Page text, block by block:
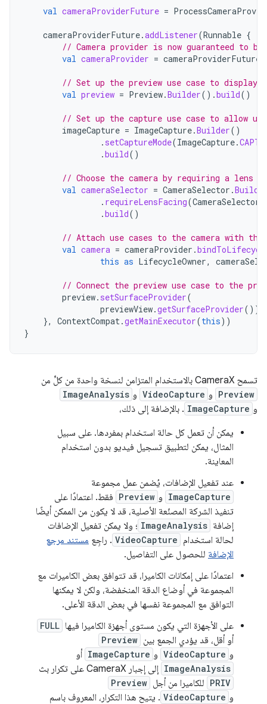
val cameraProviderFuture =
cameraProviderFuture.addListener(Runnable {
// Camera provider is now guaranteed to
val cameraProvider = cameraProviderFuture
// Set up the preview use case to display
val preview = Preview.Builder().build()
// Set up the capture use case to allow
imageCapture = ImageCapture.Builder()
. setCaptureMode(ImageCapture.
.build()
// Choose the camera by requiring a lens
val cameraSelector = CameraSelector .
. requireLensFacing(CameraSelector
.build()
// Attach use cases to the camera with the
val camera = cameraProvider .
this as LifecycleOwner,
// Connect the preview use case to the
preview. setSurfaceProvider(
previewView.getSurfaceProvider())
},
ContextCompat.getMainExecutor(this))
}
تسمح CameraX بالاستخدام المتزامن لنسخة واحدة من كلٍّ من
Preview و VideoCapture و ImageAnalysis
و ImageCapture . بالإضافة إلى ذلك،
يمكن أن تعمل كل حالة استخدام بمفردها. على سبيل
المثال، يمكن لتطبيق تسجيل فيديو بدون استخدام
المعاينة.
عند تفعيل الإضافات، يُضمن عمل مجموعة
ImageCapture و Preview فقط. اعتمادًا على
تنفيذ الشركة المصنّعة الأصلية، قد لا يكون من الممكن أيضًا
إضافة ImageAnalysis ؛ ولا يمكن تفعيل الإضافات
لحالة استخدام VideoCapture . راجِع مستند مرجع
الإضافة للحصول على التفاصيل.
اعتمادًا على إمكانات الكاميرا، قد تتوافق بعض الكاميرات مع
المجموعة في أوضاع الدقة المنخفضة، ولكن لا يمكنها
التوافق مع المجموعة نفسها في بعض الدقة الأعلى.
على الأجهزة التي يكون مستوى أجهزة الكاميرا فيها FULL
أو أقل، قد يؤدي الجمع بين Preview
و VideoCapture و ImageCapture أو
ImageAnalysis إلى إجبار CameraX على تكرار بث
PRIV للكاميرا من أجل Preview
و VideoCapture . يتيح هذا التكرار، المعروف باسم